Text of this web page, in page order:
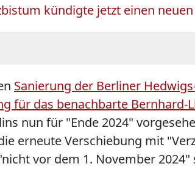
kündigte jetzt einen
Sanierung der Berliner
für das benachbarte Bernhard-
nun für "Ende 2024"
erneute Verschiebung mit
vor dem 1. November